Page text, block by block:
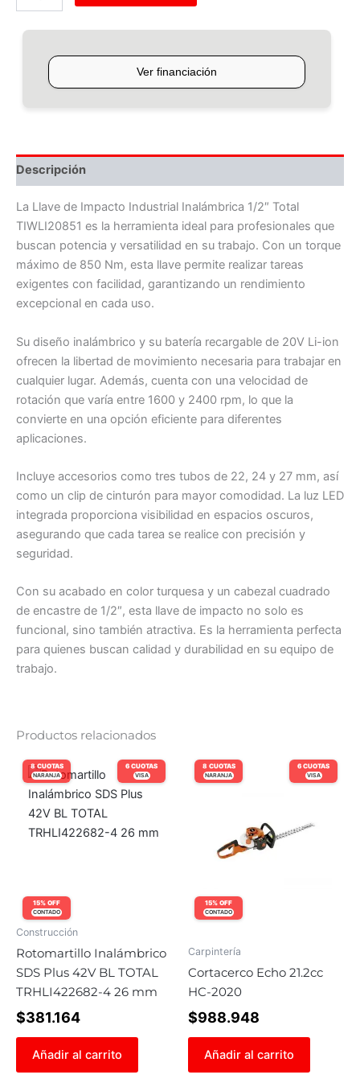
Descripción
La Llave de Impacto Industrial Inalámbrica 1/2″ Total
TIWLI20851 es la herramienta ideal para profesionales que
buscan potencia y versatilidad en su trabajo. Con un torque
máximo de 850 Nm, esta llave permite realizar tareas
exigentes con facilidad, garantizando un rendimiento
excepcional en cada uso.
Su diseño inalámbrico y su batería recargable de 20V Li-ion
ofrecen la libertad de movimiento necesaria para trabajar en
cualquier lugar. Además, cuenta con una velocidad de
rotación que varía entre 1600 y 2400 rpm, lo que la
convierte en una opción eficiente para diferentes
aplicaciones.
Incluye accesorios como tres tubos de 22, 24 y 27 mm, así
como un clip de cinturón para mayor comodidad. La luz LED
integrada proporciona visibilidad en espacios oscuros,
asegurando que cada tarea se realice con precisión y
seguridad.
Con su acabado en color turquesa y un cabezal cuadrado
de encastre de 1/2″, esta llave de impacto no solo es
funcional, sino también atractiva. Es la herramienta perfecta
para quienes buscan calidad y durabilidad en su equipo de
trabajo.
Productos relacionados
6 CUOTAS
VISA
8 CUOTAS
NARANJA
15% OFF
CONTADO
Construcción
Rotomartillo Inalámbrico
SDS Plus 42V BL TOTAL
TRHLI422682-4 26 mm
$381.164
Añadir al carrito
6 CUOTAS
VISA
8 CUOTAS
NARANJA
15% OFF
CONTADO
Carpintería
Cortacerco Echo 21.2cc
HC-2020
$988.948
Añadir al carrito